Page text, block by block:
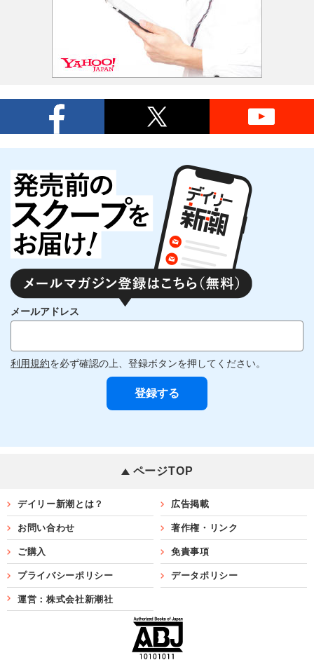
メールアドレス
利用規約を必ず確認の上、登録ボタンを押してください。
ページTOP
デイリー新潮とは？ 広告掲載
お問い合わせ 著作権・リンク
ご購入 免責事項
プライバシーポリシー データポリシー
運営：株式会社新潮社